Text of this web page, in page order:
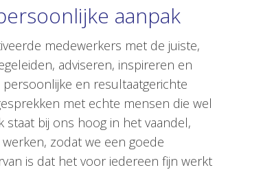
aanpak
medewerkers met de juiste,
adviseren, inspireren en
en resultaatgerichte
met echte mensen die wel
bij ons hoog in het vaandel,
zodat we een goede
is dat het voor iedereen fijn werkt